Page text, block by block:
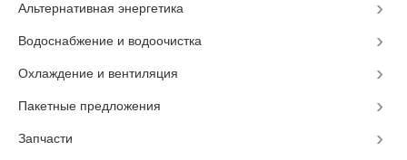
Альтернативная энергетика
Водоснабжение и водоочистка
Охлаждение и вентиляция
Пакетные предложения
Запчасти